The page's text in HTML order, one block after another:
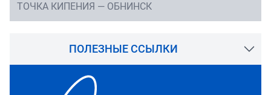
ТОЧКА КИПЕНИЯ — ОБНИНСК
ПОЛЕЗНЫЕ ССЫЛКИ